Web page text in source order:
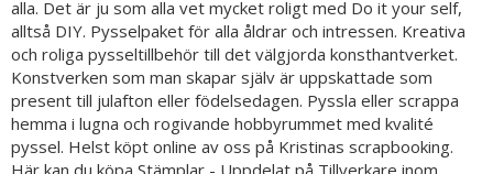
alla. Det är ju som alla vet mycket roligt med Do it your self,
alltså DIY. Pysselpaket för alla åldrar och intressen. Kreativa
och roliga pysseltillbehör till det välgjorda konsthantverket.
Konstverken som man skapar själv är uppskattade som
present till julafton eller födelsedagen. Pyssla eller scrappa
hemma i lugna och rogivande hobbyrummet med kvalité
pyssel. Helst köpt online av oss på Kristinas scrapbooking.
Här kan du köpa Stämplar - Uppdelat på Tillverkare inom